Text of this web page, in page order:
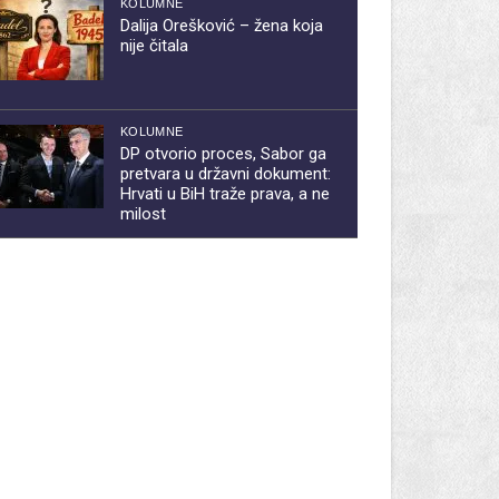
KOLUMNE
Dalija Orešković – žena koja
nije čitala
KOLUMNE
DP otvorio proces, Sabor ga
pretvara u državni dokument:
Hrvati u BiH traže prava, a ne
milost